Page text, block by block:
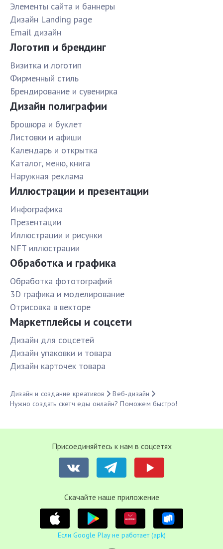
Элементы сайта и баннеры
Дизайн Landing page
Email дизайн
Логотип и брендинг
Визитка и логотип
Фирменный стиль
Брендирование и сувенирка
Дизайн полиграфии
Брошюра и буклет
Листовки и афиши
Календарь и открытка
Каталог, меню, книга
Наружная реклама
Иллюстрации и презентации
Инфографика
Презентации
Иллюстрации и рисунки
NFT иллюстрации
Обработка и графика
Обработка фототографий
3D графика и моделирование
Отрисовка в векторе
Маркетплейсы и соцсети
Дизайн для соцсетей
Дизайн упаковки и товара
Дизайн карточек товара
Дизайн и создание креативов
Веб-дизайн
Нужно создать скетч еды онлайн? Поможем быстро!
Присоединяйтесь к нам в соцсетях
Cкачайте наше приложение
Если Google Play не работает (apk)